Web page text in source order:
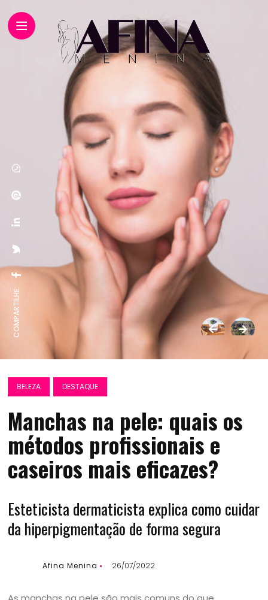
COMPARTILHE:
BELEZA DESTAQUE
Manchas na pele: quais os
métodos profissionais e
caseiros mais eficazes?
Esteticista dermaticista explica como cuidar
da hiperpigmentação de forma segura
Afina Menina 26/07/2022